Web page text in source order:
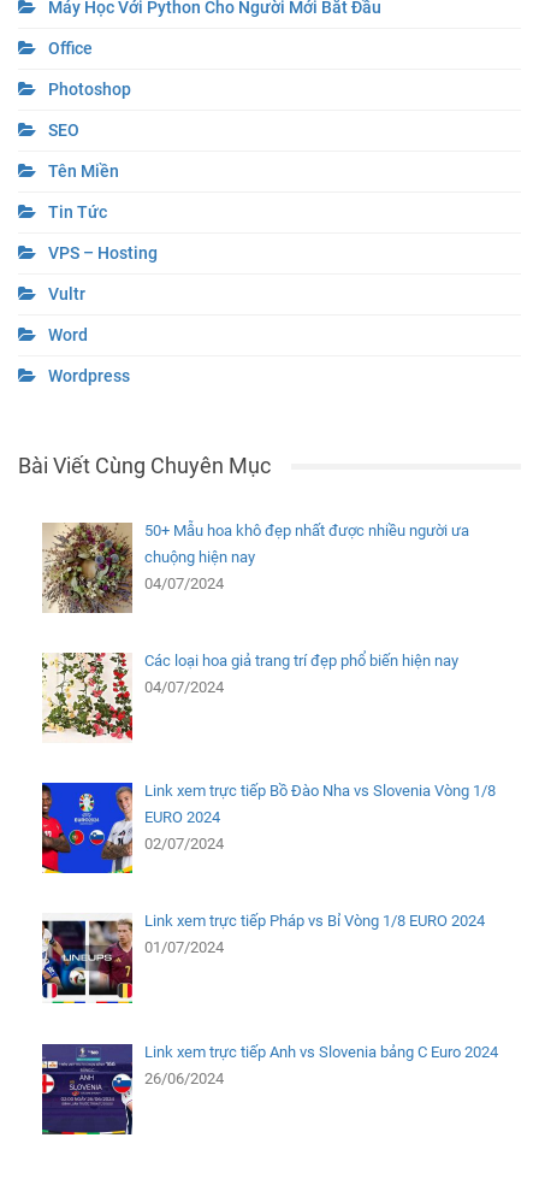
Máy Học Với Python Cho Người Mới Bắt Đầu
Office
Photoshop
SEO
Tên Miền
Tin Tức
VPS – Hosting
Vultr
Word
Wordpress
Bài Viết Cùng Chuyên Mục
50+ Mẫu hoa khô đẹp nhất được nhiều người ưa
chuộng hiện nay
04/07/2024
Các loại hoa giả trang trí đẹp phổ biến hiện nay
04/07/2024
Link xem trực tiếp Bồ Đào Nha vs Slovenia Vòng 1/8
EURO 2024
02/07/2024
Link xem trực tiếp Pháp vs Bỉ Vòng 1/8 EURO 2024
01/07/2024
Link xem trực tiếp Anh vs Slovenia bảng C Euro 2024
26/06/2024